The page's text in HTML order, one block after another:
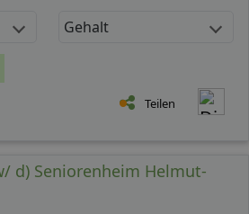
Gehalt
Teilen
d) Seniorenheim Helmut-